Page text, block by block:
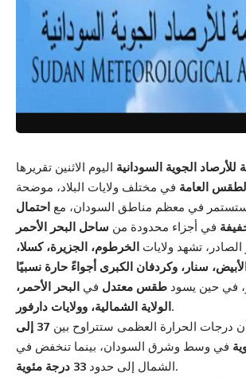
للأرصاد الجوية السودانية اليوم الاثنين تقريرها
العامة في مختلف ولايات البلاد، موضحة
في معظم مناطق السودان، مع احتمال
في أجزاء محدودة من ساحل البحر الأحمر
تشهد ولايات الخرطوم، الجزيرة، كسلا،
سنار، وكردفان الكبرى أجواءً حارة نسبيًا
في حين يسود طقس معتدل في البحر الأحمر،
الولاية الشمالية، وولايات دارفور.
درجات الحرارة العظمى ستتراوح بين
37 إلى
في وسط وشرق السودان، بينما تنخفض في
الشمال إلى حدود 33 درجة مئوية
.